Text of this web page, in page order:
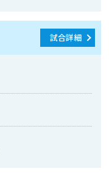
試合詳細